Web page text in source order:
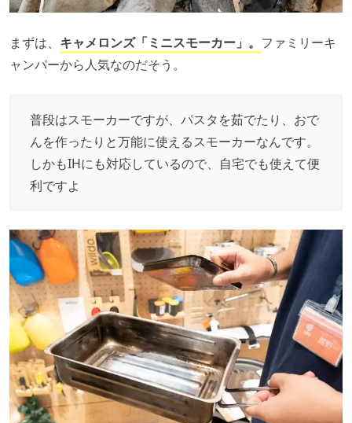
まずは、 キャメロンズ「ミニスモーカー」。 ファミリーキ
ャンパーから人気なのだそう。
普段はスモーカーですが、パスタを茹でたり、おで
んを作ったりと万能に使えるスモーカーなんです。
しかもIHにも対応しているので、自宅でも使えて便
利ですよ